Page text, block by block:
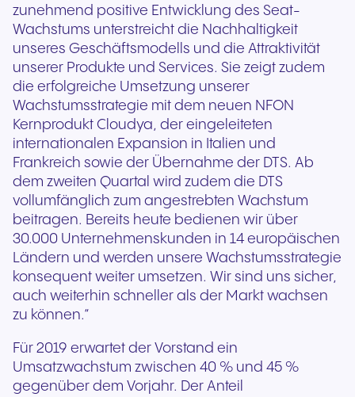
zunehmend positive Entwicklung des Seat-
Wachstums unterstreicht die Nachhaltigkeit
unseres Geschäftsmodells und die Attraktivität
unserer Produkte und Services. Sie zeigt zudem
die erfolgreiche Umsetzung unserer
Wachstumsstrategie mit dem neuen NFON
Kernprodukt Cloudya, der eingeleiteten
internationalen Expansion in Italien und
Frankreich sowie der Übernahme der DTS. Ab
dem zweiten Quartal wird zudem die DTS
vollumfänglich zum angestrebten Wachstum
beitragen. Bereits heute bedienen wir über
30.000 Unternehmenskunden in 14 europäischen
Ländern und werden unsere Wachstumsstrategie
konsequent weiter umsetzen. Wir sind uns sicher,
auch weiterhin schneller als der Markt wachsen
zu können.“
Für 2019 erwartet der Vorstand ein
Umsatzwachstum zwischen 40 % und 45 %
gegenüber dem Vorjahr. Der Anteil